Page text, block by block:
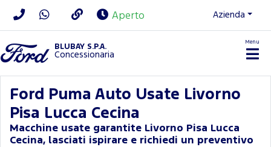
Aperto Azienda
BLUBAY S.P.A.
Concessionaria
Menu
Ford Puma Auto Usate Livorno
Pisa Lucca Cecina
Macchine usate garantite Livorno Pisa Lucca
Cecina, lasciati ispirare e richiedi un preventivo